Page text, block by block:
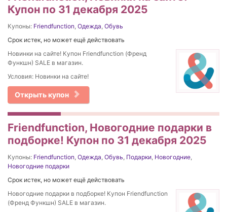
Купон по 31 декабря 2025
Купоны: Friendfunction, Одежда, Обувь
Срок истек, но может ещё действовать
Новинки на сайте! Купон Friendfunction (Френд
Функшн) SALE в магазин.
Условия: Новинки на сайте!
Открыть купон
Friendfunction, Новогодние подарки в
подборке! Купон по 31 декабря 2025
Купоны: Friendfunction, Одежда, Обувь, Подарки, Новогодние,
Новогодние подарки
Срок истек, но может ещё действовать
Новогодние подарки в подборке! Купон Friendfunction
(Френд Функшн) SALE в магазин.